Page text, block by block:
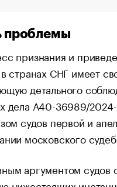
проблемы
признания и
странах СНГ имеет
детального
дела А40-36989/
судов первой и
московского
аргументом судов